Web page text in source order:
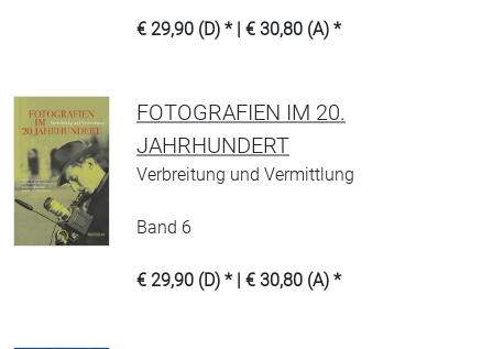
€ 29,90 (D) * | € 30,80 (A) *
FOTOGRAFIEN IM 20.
JAHRHUNDERT
Verbreitung und Vermittlung
Band 6
€ 29,90 (D) * | € 30,80 (A) *